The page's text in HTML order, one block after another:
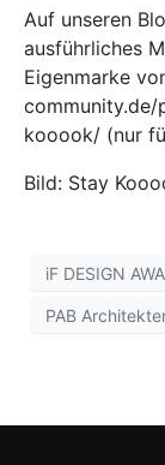
Auf unseren
ausführliches
Eigenmarke
kooook/ (nur
Bild: Stay
iF DESIGN
PAB